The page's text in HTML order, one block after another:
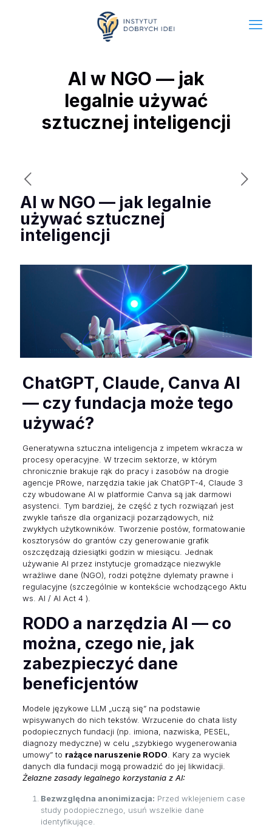
AI w NGO — jak
legalnie używać
sztucznej inteligencji
AI w NGO — jak legalnie
używać sztucznej
inteligencji
ChatGPT, Claude, Canva AI
— czy fundacja może tego
używać?
Generatywna sztuczna inteligencja z impetem wkracza w
procesy operacyjne. W trzecim sektorze, w którym
chronicznie brakuje rąk do pracy i zasobów na drogie
agencje PRowe, narzędzia takie jak ChatGPT-4, Claude 3
czy wbudowane AI w platformie Canva są jak darmowi
asystenci. Tym bardziej, że część z tych rozwiązań jest
zwykle tańsze dla organizacji pozarządowych, niż
zwykłych użytkowników. Tworzenie postów, formatowanie
kosztorysów do grantów czy generowanie grafik
oszczędzają dziesiątki godzin w miesiącu. Jednak
używanie AI przez instytucje gromadzące niezwykle
wrażliwe dane (NGO), rodzi potężne dylematy prawne i
regulacyjne (szczególnie w kontekście wchodzącego Aktu
ws. AI / AI Act 4 ).
RODO a narzędzia AI — co
można, czego nie, jak
zabezpieczyć dane
beneficjentów
Modele językowe LLM „uczą się” na podstawie
wpisywanych do nich tekstów. Wrzucenie do chata listy
podopiecznych fundacji (np. imiona, nazwiska, PESEL,
diagnozy medyczne) w celu „szybkiego wygenerowania
umowy” to rażące naruszenie RODO . Kary za wyciek
danych dla fundacji mogą prowadzić do jej likwidacji.
Żelazne zasady legalnego korzystania z AI:
Bezwzględna anonimizacja: Przed wklejeniem case
study podopiecznego, usuń wszelkie dane
identyfikujące.